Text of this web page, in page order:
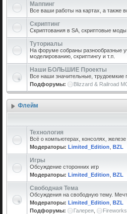
Маппинг
Все ваши работы на картах, а также
Скриптинг
Скриптования в SA, скриптовые
Туториалы
На форуме собраны разнообразные
моделированию, скриптингу и т.п.
Наши БОЛЬШИЕ Проекты
Все наши значительные, трудоемкие
Подфорумы:
Blizzard & Railroad
Флейм
Технология
Всё о компьютерах, консолях, железе
Модераторы: Limited_Edition BZL
Игры
Обсуждение сторонних игр
Модераторы: Limited_Edition BZL
Свободная Тема
Обсуждения на свободную тему.
Модераторы: Limited_Edition BZL
Подфорумы:
Галерея Fireworks